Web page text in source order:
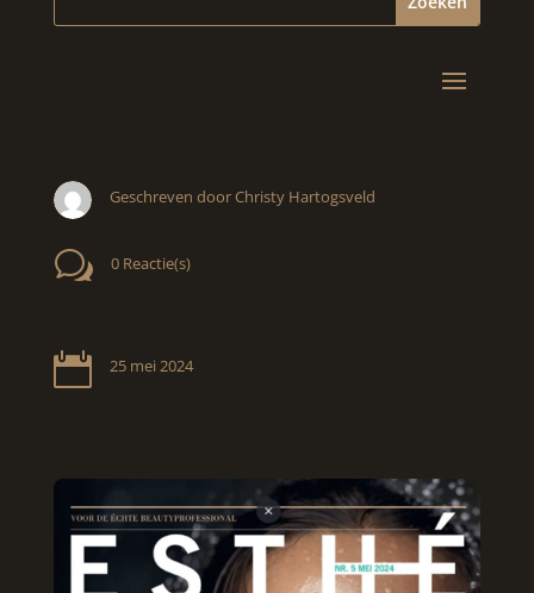
Geschreven door Christy Hartogsveld
w 0 Reactie(s)
 25 mei 2024